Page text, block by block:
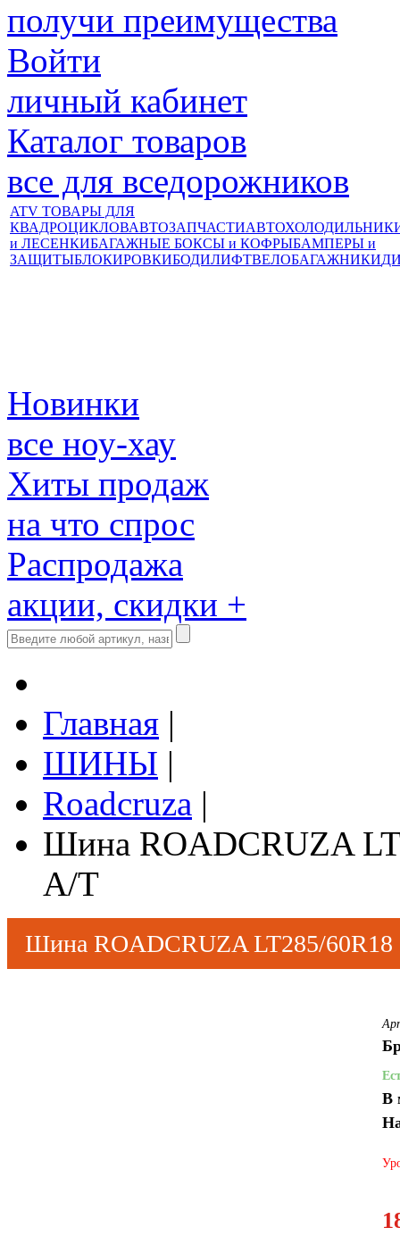
получи преимущества
Войти
личный кабинет
Каталог товаров
все для вседорожников
ATV ТОВАРЫ ДЛЯ
КВАДРОЦИКЛОВАВТОЗАПЧАСТИ
и ЛЕСЕНКИБАГАЖНЫЕ БОКСЫ и КОФРЫБАМПЕРЫ и
ЗАЩИТЫБЛОКИРОВКИБОДИЛИФТВЕЛОБАГАЖНИКИ
Новинки
все ноу-хау
Хиты продаж
на что спрос
Распродажа
акции, скидки +
Главная |
ШИНЫ |
Roadcruza |
Шина ROADCRUZA
A/T
Шина ROADCRUZA LT285/60R18
В